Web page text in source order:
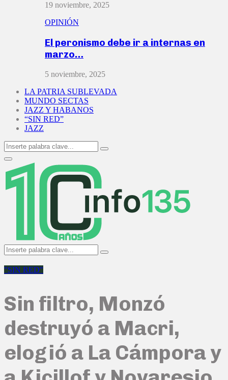
19 noviembre, 2025
OPINIÓN
El peronismo debe ir a internas en
marzo…
5 noviembre, 2025
LA PATRIA SUBLEVADA
MUNDO SECTAS
JAZZ Y HABANOS
“SIN RED”
JAZZ
Search
for:
Search
Primary
Menu
Search
for:
Search
"SIN RED"
Sin filtro, Monzó
destruyó a Macri,
elogió a La Cámpora y